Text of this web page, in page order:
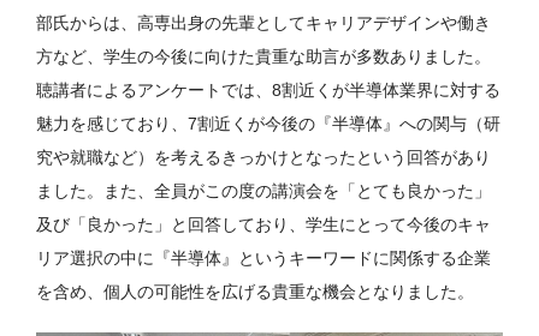
部氏からは、高専出身の先輩としてキャリアデザインや働き
方など、学生の今後に向けた貴重な助言が多数ありました。
聴講者によるアンケートでは、8割近くが半導体業界に対する
魅力を感じており、7割近くが今後の『半導体』への関与（研
究や就職など）を考えるきっかけとなったという回答があり
ました。また、全員がこの度の講演会を「とても良かった」
及び「良かった」と回答しており、学生にとって今後のキャ
リア選択の中に『半導体』というキーワードに関係する企業
を含め、個人の可能性を広げる貴重な機会となりました。